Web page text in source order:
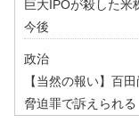
巨大IPOが殺した米
今後
政治
【当然の報い】百
脅迫罪で訴えられる